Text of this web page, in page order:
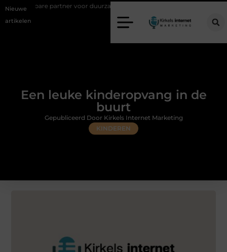
Nieuwe
artikelen
voor duurzame staalconstructies
Een leuke kinderopvang in de
buurt
KINDEREN
Gepubliceerd Door Kirkels Internet Marketing